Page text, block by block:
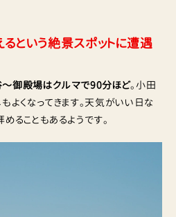
という絶景スポットに遭遇
御殿場はクルマで90分ほど。小田
よくなってきます。天気がいい日な
ることもあるようです。